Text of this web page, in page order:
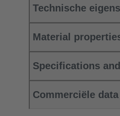
Technische
Material
Specifications
Commerciële data